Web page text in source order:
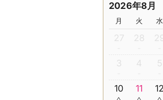
2026年8月
月 火 水
27 28
3 4 5
10 11 12